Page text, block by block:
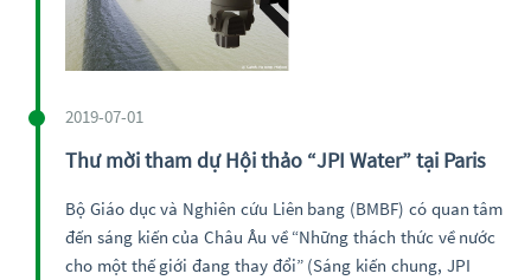
2019-07-01
Thư mời tham dự Hội thảo “JPI Water” tại Paris
Bộ Giáo dục và Nghiên cứu Liên bang (BMBF) có quan tâm
đến sáng kiến của Châu Âu về “Những thách thức về nước
cho một thế giới đang thay đổi” (Sáng kiến chung, JPI